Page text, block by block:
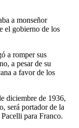
a monseñor
el gobierno de los
a romper sus
a pesar de su
a favor de los
diciembre de 1936,
será portador de la
para Franco.